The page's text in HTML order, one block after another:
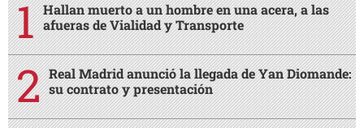
Hallan muerto a un hombre en una acera, a las
afueras de Vialidad y Transporte
Real Madrid anunció la llegada de Yan Diomande:
su contrato y presentación